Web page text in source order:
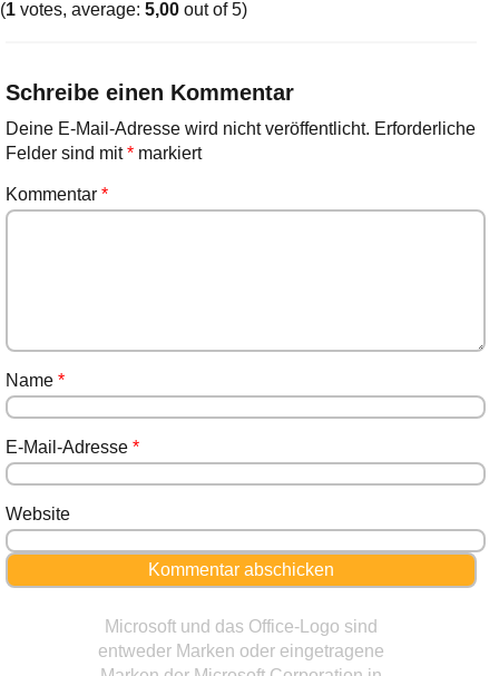
(1 votes, average: 5,00 out of 5)
Schreibe einen Kommentar
Deine E-Mail-Adresse wird nicht veröffentlicht. Erforderliche
Felder sind mit*markiert
Kommentar *
Name *
E-Mail-Adresse *
Website
Microsoft und das Office-Logo sind
entweder Marken oder eingetragene